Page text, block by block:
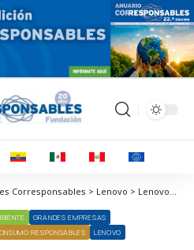
Corresponsables > Organizaciones Corresponsables > Lenovo > Lenovo impulsa la participación de los clientes en ofertas que promueven la economía circular
GRANDES EMPRESAS
RESPONSABLES
LENOVO